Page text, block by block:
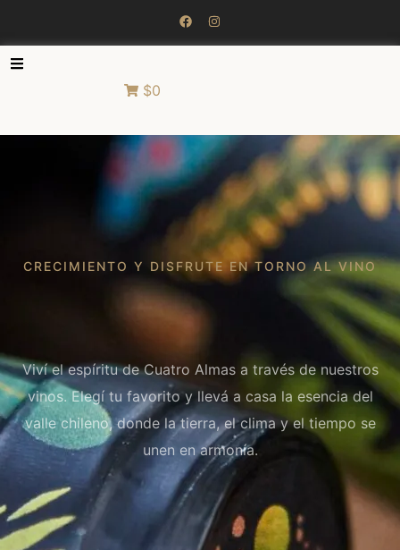
$0
CRECIMIENTO Y DISFRUTE EN TORNO AL VINO
Viví el espíritu de Cuatro Almas a través de nuestros
vinos. Elegí tu favorito y llevá a casa la esencia del
valle chileno, donde la tierra, el clima y el tiempo se
unen en armonía.